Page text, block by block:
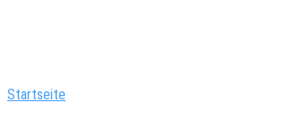
Startseite